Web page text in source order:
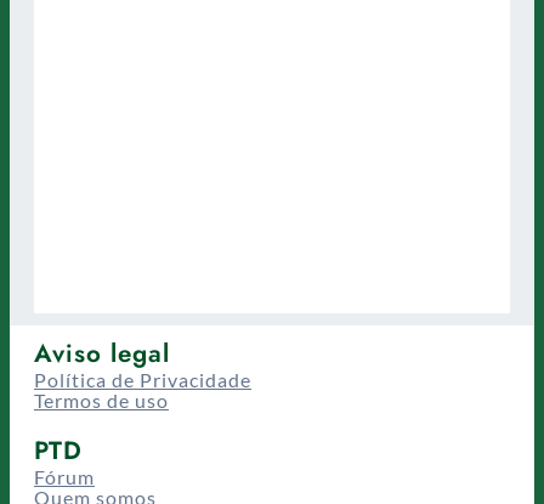
Aviso legal
Política de Privacidade
Termos de uso
PTD
Fórum
Quem somos